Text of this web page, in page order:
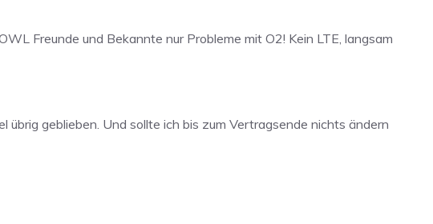
Freunde und Bekannte nur Probleme mit O2! Kein LTE, langsam
geblieben. Und sollte ich bis zum Vertragsende nichts ändern